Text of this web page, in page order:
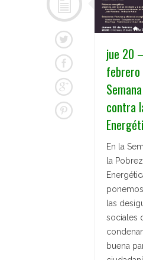
jue 20
contra
En la
la
las
sociales
buena